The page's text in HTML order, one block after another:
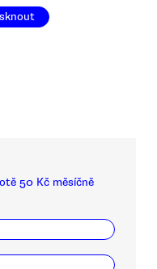
50 Kč měsíčně